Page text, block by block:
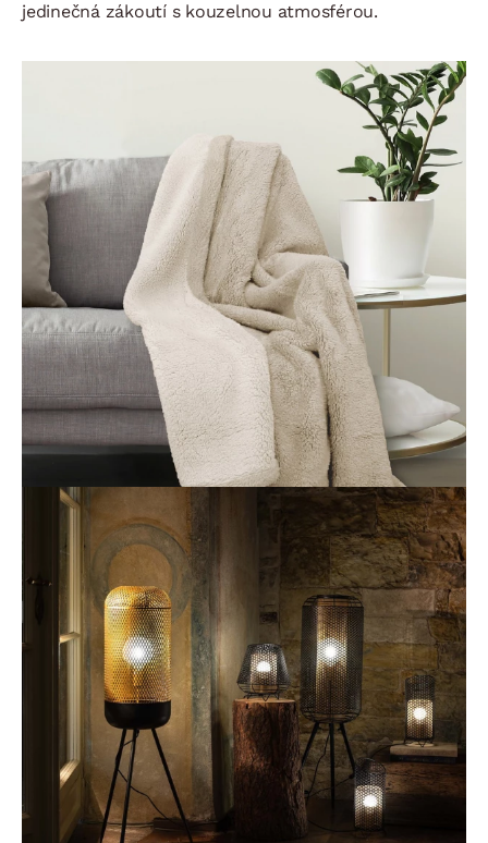
jedinečná zákoutí s kouzelnou atmosférou.